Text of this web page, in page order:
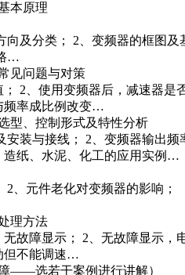
本原理
及分类； 2、变频器的框图及
…
见问题与对策
2、使用变频器后，减速器是
频率成比例改变…
型、控制形式及特性分析
装与接线； 2、变频器输出频
造纸、水泥、化工的应用实例…
、元件老化对变频器的影响；
理方法
故障显示； 2、无故障显示，
但不能调速…
——选若干案例进行讲解）